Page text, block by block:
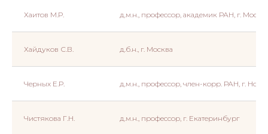
Хаитов М.Р. д.м.н., профессор, академик РАН, г.
Хайдуков С.В. д.б.н., г. Москва
Черных Е.Р. д.м.н., профессор, член-корр. РАН, г.
Чистякова Г.Н. д.м.н., профессор, г. Екатеринбург